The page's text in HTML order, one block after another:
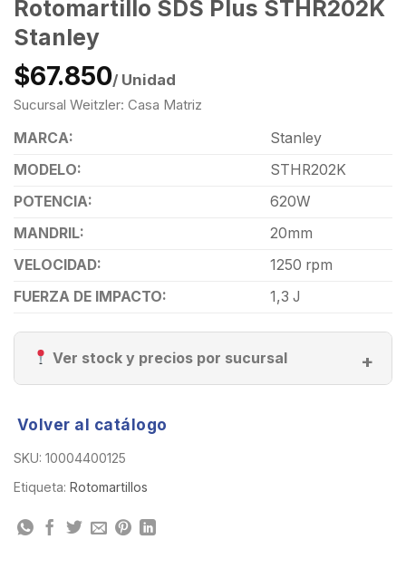
Rotomartillo SDS Plus STHR202K
Stanley
$67.850/ Unidad
Sucursal Weitzler: Casa Matriz
MARCA:
Stanley
MODELO:
STHR202K
POTENCIA:
620W
MANDRIL:
20mm
VELOCIDAD:
1250 rpm
FUERZA DE IMPACTO:
1,3 J
Ver stock y precios por sucursal
Volver al catálogo
SKU: 10004400125
Etiqueta: Rotomartillos